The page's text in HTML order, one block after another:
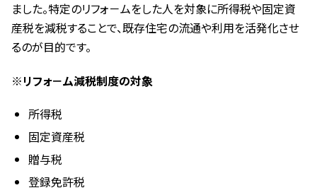
ました。特定のリフォ－ムをした人を対象に所得税や固定資
産税を減税することで、既存住宅の流通や利用を活発化させ
るのが目的です。
※リフォ－ム減税制度の対象
所得税
固定資産税
贈与税
登録免許税